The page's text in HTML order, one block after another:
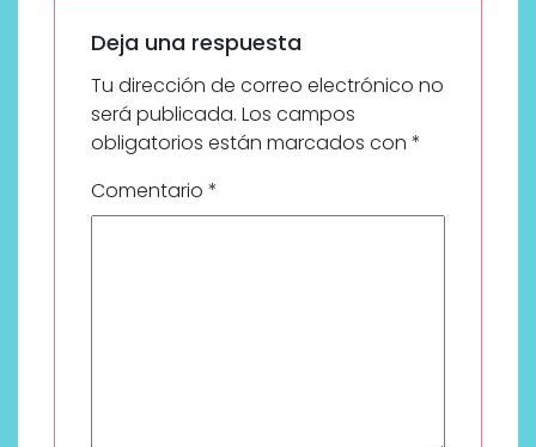
Deja una respuesta
Tu dirección de correo electrónico no
será publicada. Los campos
obligatorios están marcados con *
Comentario *